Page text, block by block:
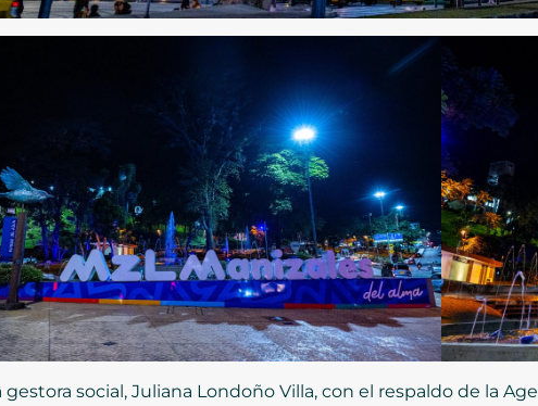
gestora social, Juliana Londoño Villa, con el respaldo de la